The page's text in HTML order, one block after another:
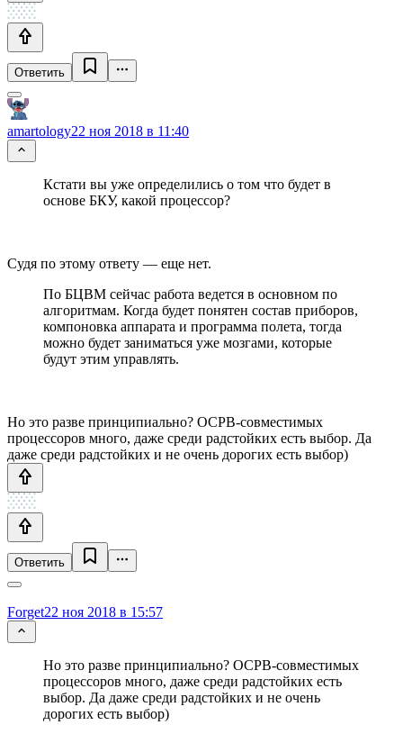
Ответить
amartology22 ноя 2018 в 11:40
Кстати вы уже определились о том что будет в
основе БКУ, какой процессор?
Судя по этому ответу — еще нет.
По БЦВМ сейчас работа ведется в основном по
алгоритмам. Когда будет понятен состав приборов,
компоновка аппарата и программа полета, тогда
можно будет заниматься уже мозгами, которые
будут этим управлять.
Но это разве принципиально? ОСРВ-совместимых
процессоров много, даже среди радстойких есть выбор. Да
даже среди радстойких и не очень дорогих есть выбор)
Ответить
Forget22 ноя 2018 в 15:57
Но это разве принципиально? ОСРВ-совместимых
процессоров много, даже среди радстойких есть
выбор. Да даже среди радстойких и не очень
дорогих есть выбор)